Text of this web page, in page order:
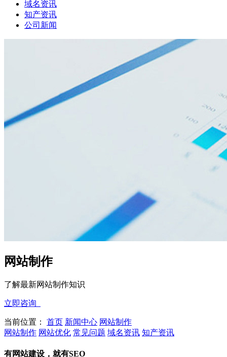
域名资讯
知产资讯
公司新闻
网站制作
了解最新网站制作知识
立即咨询
当前位置： 首页 新闻中心 网站制作
网站制作 网站优化 常见问题 域名资讯 知产资讯
有网站建设，就有SEO